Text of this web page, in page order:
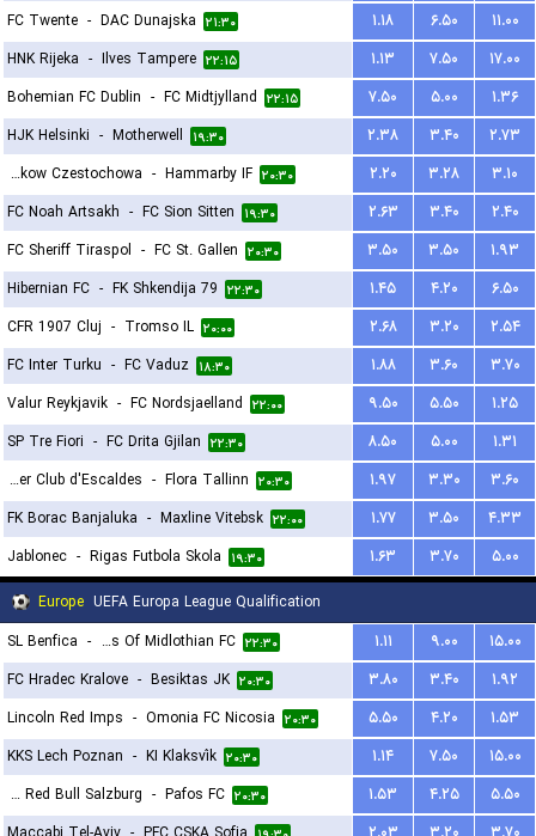
FC Twente - DAC Dunajska ۲۱:۳۰ ۱.۱۸ ۶.۵۰
۱۱.۰۰
HNK Rijeka - Ilves Tampere ۲۲:۱۵ ۱.۱۳ ۷.۵۰
۱۷.۰۰
Bohemian FC Dublin - FC Midtjylland ۲۲:۱۵ ۷.۵۰ ۵.۰۰
۱.۳۶
HJK Helsinki - Motherwell ۱۹:۳۰ ۲.۳۸ ۳.۴۰
۲.۷۳
Rakow Czestochowa
- Hammarby IF ۲۰:۳۰ ۲.۲۰ ۳.۲۸
۳.۱۰
FC Noah Artsakh - FC Sion Sitten ۱۹:۳۰ ۲.۶۳ ۳.۴۰
۲.۴۰
FC Sheriff Tiraspol - FC St. Gallen ۲۰:۳۰ ۳.۵۰ ۳.۵۰
۱.۹۳
Hibernian FC - FK Shkendija 79 ۲۲:۳۰ ۱.۴۵ ۴.۲۰
۶.۵۰
CFR 1907 Cluj - Tromso IL ۲۰:۰۰ ۲.۶۸ ۳.۲۰
۲.۵۴
FC Inter Turku - FC Vaduz ۱۸:۳۰ ۱.۸۸ ۳.۶۰
۳.۷۰
Valur Reykjavik - FC Nordsjaelland ۲۲:۰۰ ۹.۵۰ ۵.۵۰
۱.۲۵
SP Tre Fiori - FC Drita Gjilan ۲۲:۳۰ ۸.۵۰ ۵.۰۰
۱.۳۱
Inter Club d'Escaldes
- Flora Tallinn ۲۰:۳۰ ۱.۹۷ ۳.۳۰
۳.۶۰
FK Borac Banjaluka - Maxline Vitebsk ۲۲:۰۰ ۱.۷۷ ۳.۵۰
۴.۳۳
Jablonec - Rigas Futbola Skola ۱۹:۳۰ ۱.۶۳ ۳.۷۰
۵.۰۰
Europe UEFA Europa League Qualification
SL Benfica - Hearts Of Midlothian FC ۲۲:۳۰ ۱.۱۱ ۹.۰۰
۱۵.۰۰
FC Hradec Kralove - Besiktas JK ۲۰:۳۰ ۳.۸۰ ۳.۴۰
۱.۹۲
Lincoln Red Imps - Omonia FC Nicosia ۲۰:۳۰ ۵.۵۰ ۴.۲۰
۱.۵۳
KKS Lech Poznan - KI Klaksvík ۲۰:۳۰ ۱.۱۴ ۷.۵۰
۱۵.۰۰
FC Red Bull Salzburg
- Pafos FC ۲۰:۳۰ ۱.۵۳ ۴.۲۵
۵.۵۰